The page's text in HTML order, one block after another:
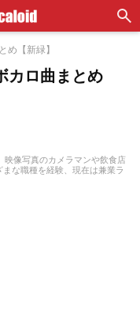
め【新緑】
カロ曲まとめ
映像写真のカメラマンや飲食店
な職種を経験、現在は兼業ラ